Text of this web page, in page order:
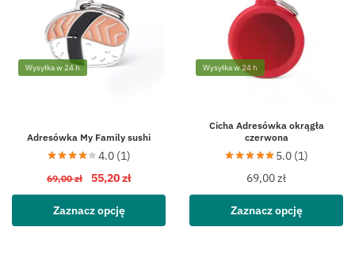
Wysyłka w 24 h
Adresówka My Family sushi
4.0 (1)
69,00zł 55,20zł
Zaznacz opcję
Wysyłka w 24 h
Cicha Adresówka okrągła
czerwona
5.0 (1)
69,00zł
Zaznacz opcję